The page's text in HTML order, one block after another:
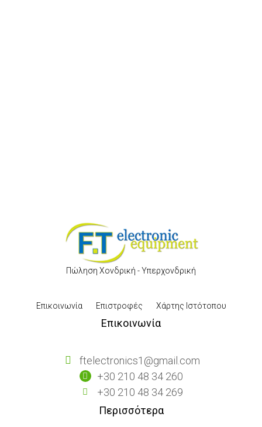
Πώληση Χονδρική - Υπερχονδρική
Επικοινωνία Επιστροφές Χάρτης Ιστότοπου
Επικοινωνία
ftelectronics1@gmail.com
+30 210 48 34 260
+30 210 48 34 269
Περισσότερα